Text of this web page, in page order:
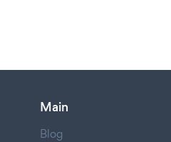
Main
Blog